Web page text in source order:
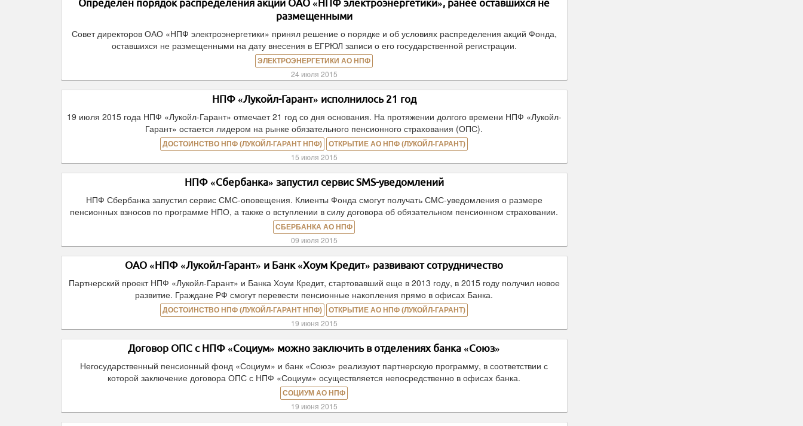
Определен порядок распределения акций ОАО «НПФ электроэнергетики», ранее оставшихся не
размещенными
Совет директоров ОАО «НПФ электроэнергетики» принял решение о порядке и об условиях распределения акций Фонда,
оставшихся не размещенными на дату внесения в ЕГРЮЛ записи о его государственной регистрации.
ЭЛЕКТРОЭНЕРГЕТИКИ АО НПФ
24 июля 2015
НПФ «Лукойл-Гарант» исполнилось 21 год
19 июля 2015 года НПФ «Лукойл-Гарант» отмечает 21 год со дня основания. На протяжении долгого времени НПФ «Лукойл-
Гарант» остается лидером на рынке обязательного пенсионного страхования (ОПС).
ДОСТОИНСТВО НПФ (ЛУКОЙЛ-ГАРАНТ НПФ) ОТКРЫТИЕ АО НПФ (ЛУКОЙЛ-ГАРАНТ)
15 июля 2015
НПФ «Сбербанка» запустил сервис SMS-уведомлений
НПФ Сбербанка запустил сервис СМС-оповещения. Клиенты Фонда смогут получать СМС-уведомления о размере
пенсионных взносов по программе НПО, а также о вступлении в силу договора об обязательном пенсионном страховании.
СБЕРБАНКА АО НПФ
09 июля 2015
ОАО «НПФ «Лукойл-Гарант» и Банк «Хоум Кредит» развивают сотрудничество
Партнерский проект НПФ «Лукойл-Гарант» и Банка Хоум Кредит, стартовавший еще в 2013 году, в 2015 году получил новое
развитие. Граждане РФ смогут перевести пенсионные накопления прямо в офисах Банка.
ДОСТОИНСТВО НПФ (ЛУКОЙЛ-ГАРАНТ НПФ) ОТКРЫТИЕ АО НПФ (ЛУКОЙЛ-ГАРАНТ)
19 июня 2015
Договор ОПС с НПФ «Социум» можно заключить в отделениях банка «Союз»
Негосударственный пенсионный фонд «Социум» и банк «Союз» реализуют партнерскую программу, в соответствии с
которой заключение договора ОПС с НПФ «Социум» осуществляется непосредственно в офисах банка.
СОЦИУМ АО НПФ
19 июня 2015